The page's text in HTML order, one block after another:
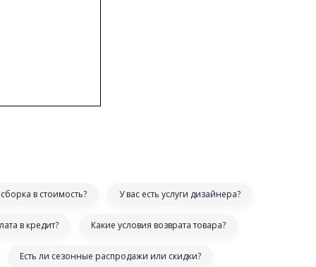
в стоимость? У вас есть услуги дизайнера?
в кредит? Какие условия возврата товара?
Есть ли сезонные распродажи или скидки?